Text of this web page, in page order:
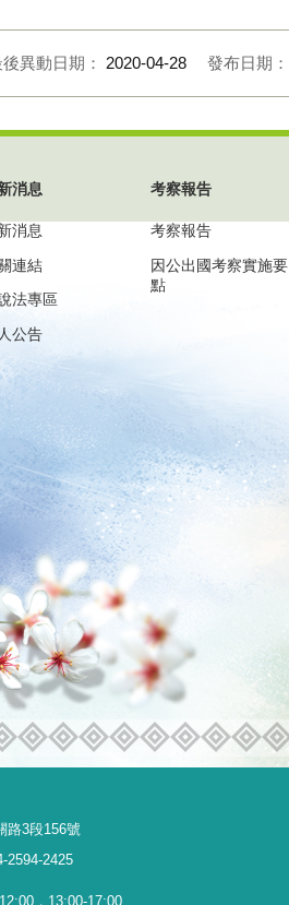
異動日期： 2020-04-28 發布日期：
消息
消息
連結
法專區
公告
考察報告
考察報告
因公出國考察實施要
點
路3段156號
2594-2425
，13:00-17:00